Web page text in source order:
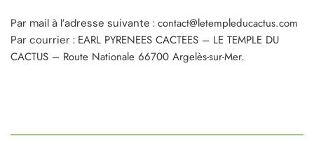
Par mail à l’adresse suivante : contact@letempleducactus.com
Par courrier : EARL PYRENEES CACTEES – LE TEMPLE DU
CACTUS – Route Nationale 66700 Argelès-sur-Mer.